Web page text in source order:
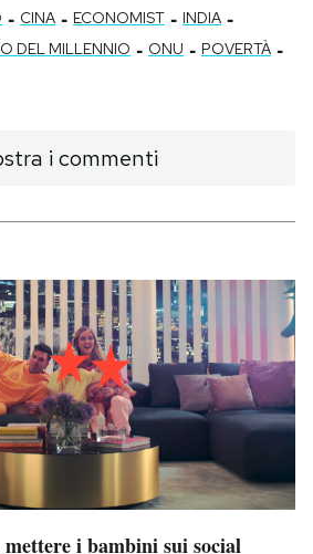
- CINA - ECONOMIST - INDIA -
DEL MILLENNIO - ONU - POVERTÀ -
i commenti
i bambini sui social